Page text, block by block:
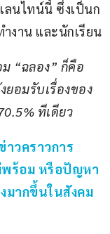
ลนไทน์นี้ ซึ่งเป็นก
งาน และนักเรียน
“ฉลอง” ก็คือ
อมรับเรื่องของ
ทีเดียว
าวคราวการ
พร้อม หรือปัญหา
มากขึ้นในสังคม